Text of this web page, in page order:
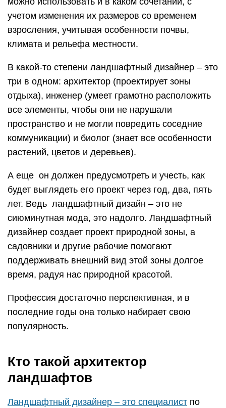
учетом изменения их размеров со временем
взросления, учитывая особенности почвы,
климата и рельефа местности.
В какой-то степени ландшафтный дизайнер – это
три в одном: архитектор (проектирует зоны
отдыха), инженер (умеет грамотно расположить
все элементы, чтобы они не нарушали
пространство и не могли повредить соседние
коммуникации) и биолог (знает все особенности
растений, цветов и деревьев).
А еще он должен предусмотреть и учесть, как
будет выглядеть его проект через год, два, пять
лет. Ведь ландшафтный дизайн – это не
сиюминутная мода, это надолго. Ландшафтный
дизайнер создает проект природной зоны, а
садовники и другие рабочие помогают
поддерживать внешний вид этой зоны долгое
время, радуя нас природной красотой.
Профессия достаточно перспективная, и в
последние годы она только набирает свою
популярность.
Кто такой архитектор
ландшафтов
Ландшафтный дизайнер – это специалист по